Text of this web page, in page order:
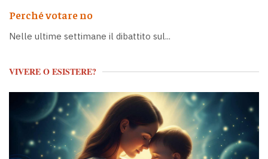
Perché votare no
Nelle ultime settimane il dibattito sul...
VIVERE O ESISTERE?